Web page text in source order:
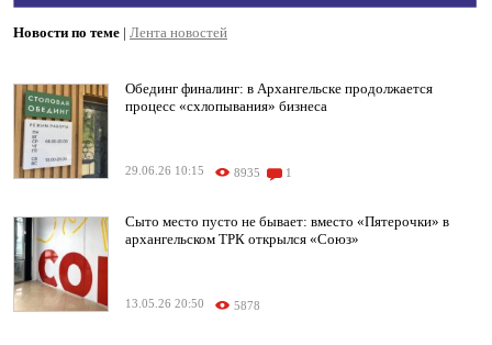
Новости по теме | Лента новостей
Обединг финалинг: в Архангельске продолжается
процесс «схлопывания» бизнеса
29.06.26 10:15 8935 1
Сыто место пусто не бывает: вместо «Пятерочки» в
архангельском ТРК открылся «Союз»
13.05.26 20:50 5878